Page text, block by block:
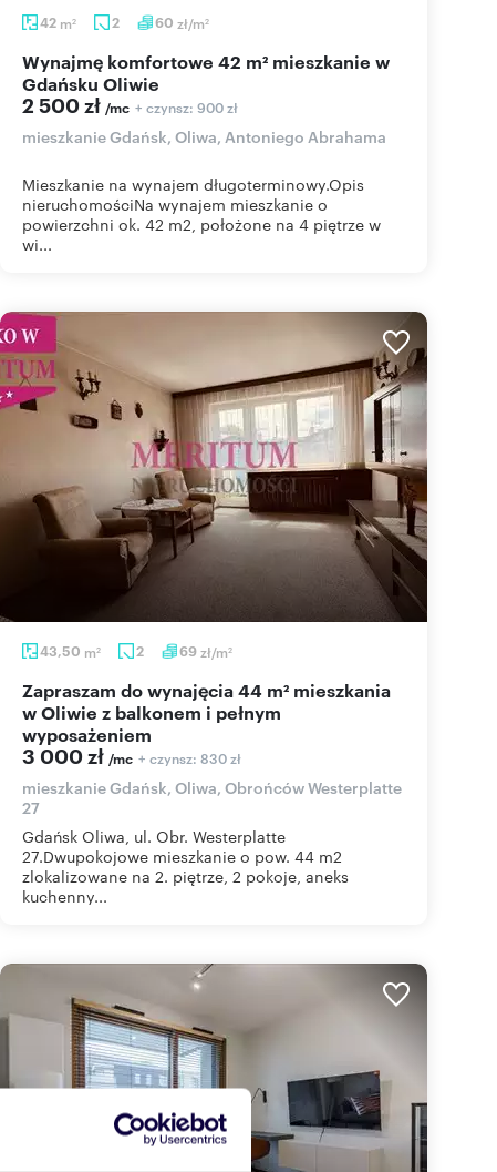
42 m2 2 60 zł/m2
Wynajmę komfortowe 42 m² mieszkanie w
Gdańsku Oliwie
2 500 zł /mc + czynsz: 900 zł
mieszkanie Gdańsk, Oliwa, Antoniego Abrahama
Mieszkanie na wynajem długoterminowy.Opis
nieruchomościNa wynajem mieszkanie o
powierzchni ok. 42 m2, położone na 4 piętrze w
wi...
43,50 m2 2 69zł/m2
Zapraszam do wynajęcia 44 m² mieszkania
w Oliwie z balkonem i pełnym
wyposażeniem
3 000 zł /mc + czynsz: 830 zł
mieszkanie Gdańsk, Oliwa, Obrońców Westerplatte
27
Gdańsk Oliwa, ul. Obr. Westerplatte
27.Dwupokojowe mieszkanie o pow. 44 m2
zlokalizowane na 2. piętrze, 2 pokoje, aneks
kuchenny...